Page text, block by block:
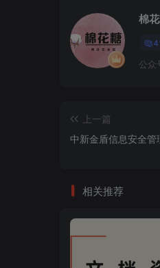
棉
公众
上一篇
中新金盾信息安全
相关推荐